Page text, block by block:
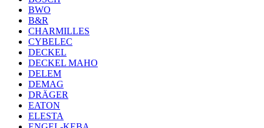
BWO
B&R
CHARMILLES
CYBELEC
DECKEL
DECKEL MAHO
DELEM
DEMAG
DRÄGER
EATON
ELESTA